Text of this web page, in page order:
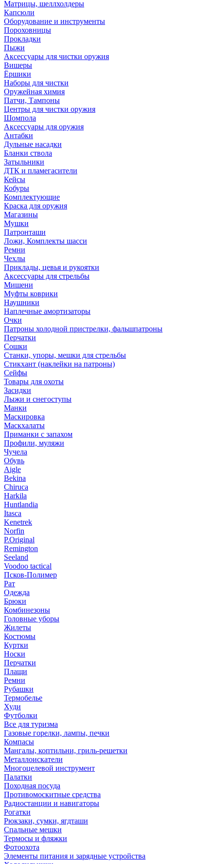
Матрицы, шеллхолдеры
Капсюли
Оборудование и инструменты
Пороховницы
Прокладки
Пыжи
Аксессуары для чистки оружия
Вишеры
Ёршики
Наборы для чистки
Оружейная химия
Патчи, Тампоны
Центры для чистки оружия
Шомпола
Аксессуары для оружия
Антабки
Дульные насадки
Бланки ствола
Затыльники
ДТК и пламегасители
Кейсы
Кобуры
Комплектующие
Краска для оружия
Магазины
Мушки
Патронташи
Ложи, Комплекты шасси
Ремни
Чехлы
Приклады, цевья и рукоятки
Аксессуары для стрельбы
Мишени
Муфты коврики
Наушники
Наплечные амортизаторы
Очки
Патроны холодной пристрелки, фальшпатроны
Перчатки
Сошки
Станки, упоры, мешки для стрельбы
Стикхант (наклейки на патроны)
Сейфы
Товары для охоты
Засидки
Лыжи и снегоступы
Манки
Маскировка
Маскхалаты
Приманки с запахом
Профили, муляжи
Чучела
Обувь
Aigle
Bekina
Chiruсa
Harkila
Huntlandia
Itasca
Kenetrek
Norfin
P.Original
Remington
Seeland
Voodoo tactical
Псков-Полимер
Рат
Одежда
Брюки
Комбинезоны
Головные уборы
Жилеты
Костюмы
Куртки
Носки
Перчатки
Плащи
Ремни
Рубашки
Термобелье
Худи
Футболки
Все для туризма
Газовые горелки, лампы, печки
Компасы
Мангалы, коптильни, гриль-решетки
Металлоискатели
Многоцелевой инструмент
Палатки
Походная посуда
Противомоскитные средства
Радиостанции и навигаторы
Рогатки
Рюкзаки, сумки, ягдташи
Спальные мешки
Термосы и фляжки
Фотоохота
Элементы питания и зарядные устройства